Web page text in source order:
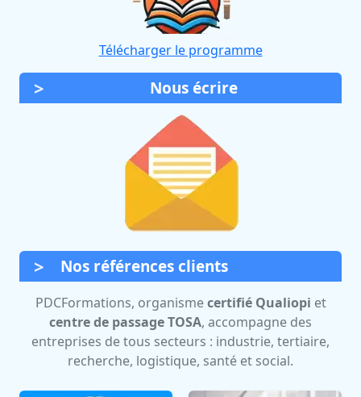
Télécharger le programme
Nous écrire
Nos références clients
PDCFormations, organismecertifié Qualiopi et
centre de passage TOSA, accompagne des
entreprises de tous secteurs : industrie, tertiaire,
recherche, logistique, santé et social.